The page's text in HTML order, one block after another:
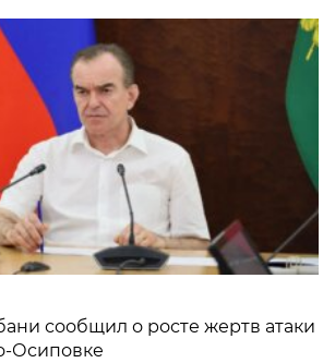
сообщил о росте жертв атаки
Осиповке